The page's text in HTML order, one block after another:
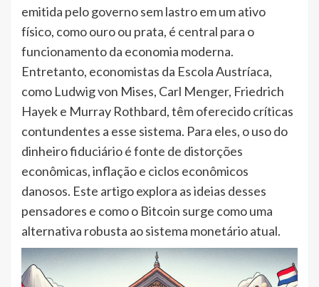
emitida pelo governo sem lastro em um ativo
físico, como ouro ou prata, é central para o
funcionamento da economia moderna.
Entretanto, economistas da Escola Austríaca,
como Ludwig von Mises, Carl Menger, Friedrich
Hayek e Murray Rothbard, têm oferecido críticas
contundentes a esse sistema. Para eles, o uso do
dinheiro fiduciário é fonte de distorções
econômicas, inflação e ciclos econômicos
danosos. Este artigo explora as ideias desses
pensadores e como o Bitcoin surge como uma
alternativa robusta ao sistema monetário atual.